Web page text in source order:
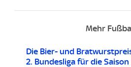
Mehr
Die Bier- und
2. Bundesliga für die